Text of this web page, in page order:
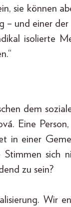
sie können
und einer
isolierte
dem
Eine
in einer
Stimmen sich
zu sein?
Wir